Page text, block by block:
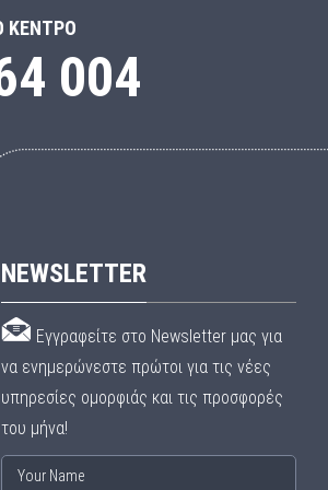
ΚΈΝΤΡΟ
004
NEWSLETTER
Εγγραφείτε στο Newsletter μας για
να ενημερώνεστε πρώτοι για τις νέες
υπηρεσίες ομορφιάς και τις προσφορές
του μήνα!